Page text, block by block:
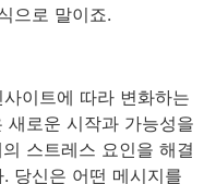
으로 말이죠.
이트에 따라 변화하는
새로운 시작과 가능성을
스트레스 요인을 해결
당신은 어떤 메시지를